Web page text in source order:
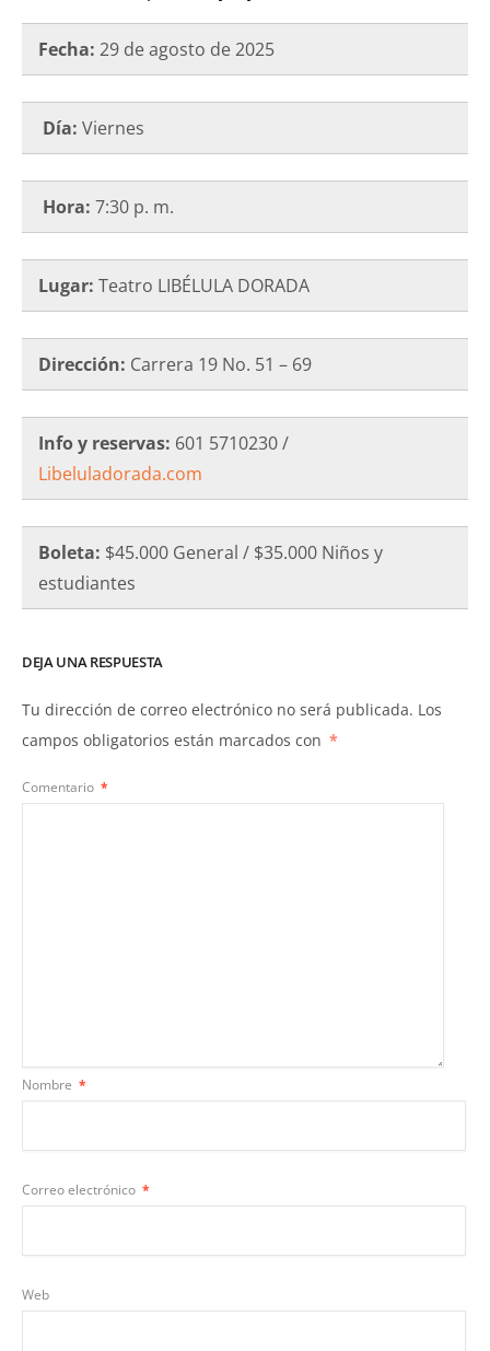
Fecha: 29 de agosto de 2025
Día: Viernes
Hora: 7:30 p. m.
Lugar: Teatro LIBÉLULA DORADA
Dirección: Carrera 19 No. 51 – 69
Info y reservas: 601 5710230 /
Libeluladorada.com
Boleta: $45.000 General / $35.000 Niños y
estudiantes
DEJA UNA RESPUESTA
Tu dirección de correo electrónico no será publicada. Los
campos obligatorios están marcados con *
Comentario *
Nombre *
Correo electrónico *
Web